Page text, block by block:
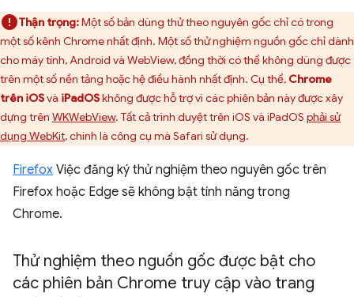
Thận trọng:Một số bản dùng thử theo nguyên gốc chỉ có trong
một số kênh Chrome nhất định. Một số thử nghiệm nguồn gốc chỉ dành
cho máy tính, Android và WebView, đồng thời có thể không dùng được
trên một số nền tảng hoặc hệ điều hành nhất định. Cụ thể, Chrome
trên iOSvà iPadOSkhông được hỗ trợ vì các phiên bản này được xây
dựng trên WKWebView. Tất cả trình duyệt trên iOS và iPadOS phải sử
dụng WebKit, chính là công cụ mà Safari sử dụng.
Firefox Việc đăng ký thử nghiệm theo nguyên gốc trên
Firefox hoặc Edge sẽ không bật tính năng trong
Chrome.
Thử nghiệm theo nguồn gốc được bật cho
các phiên bản Chrome truy cập vào trang